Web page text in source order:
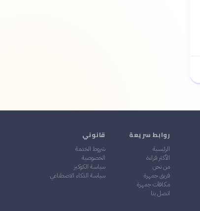
روابط سريعة
الرئيسية
الأكثر قراءة
من نحن
فريق جمهرة
مكافآت جمهرة
اتصل بنا
قانوني
شروط الخدمة
الخصوصية
سياسة الكوكيز
سياسة الذكاء الاصطناعي